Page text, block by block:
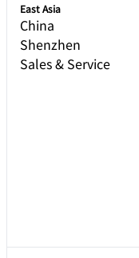
East Asia
China
Shenzhen
Sales & Service